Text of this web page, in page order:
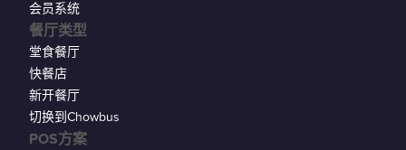
会员系统
餐厅类型
堂食餐厅
快餐店
新开餐厅
切换到Chowbus
POS方案